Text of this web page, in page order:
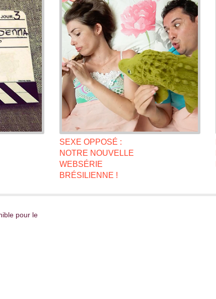
SEXE OPPOSÉ :
NOTRE NOUVELLE
WEBSÉRIE
BRÉSILIENNE !
pour le